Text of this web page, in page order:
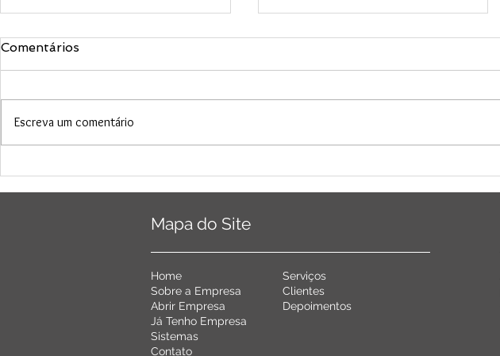
Comentários
Escreva um comentário
Mapa do Site
Home
Sobre a Empresa
Abrir Empresa
Já Tenho Empresa
Sistemas
Contato
Serviços
Clientes
Depoimentos